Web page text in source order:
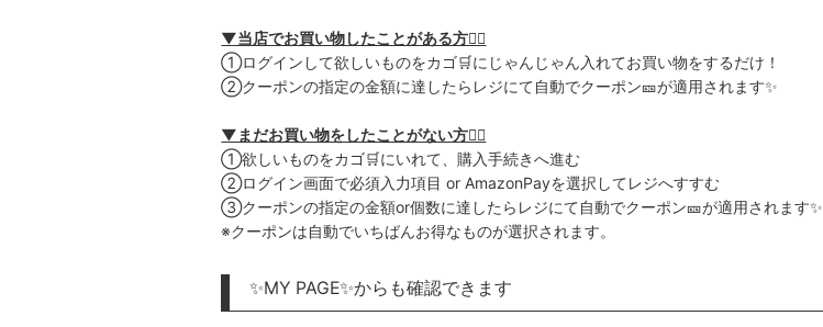
▼当店でお買い物したことがある方🙋‍♀️
①ログインして欲しいものをカゴ🛒にじゃんじゃん入れてお買い物をするだけ！
②クーポンの指定の金額に達したらレジにて自動でクーポン🎫が適用されます✨
▼まだお買い物をしたことがない方🙋‍♀️
①欲しいものをカゴ🛒にいれて、購入手続きへ進む
②ログイン画面で必須入力項目 or AmazonPayを選択してレジへすすむ
③クーポンの指定の金額or個数に達したらレジにて自動でクーポン🎫が適用されます✨
※クーポンは自動でいちばんお得なものが選択されます。
✨MY PAGE✨からも確認できます